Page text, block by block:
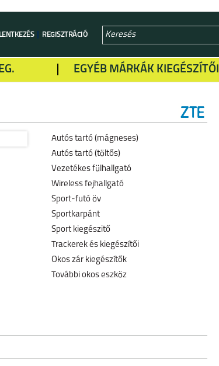
REGISZTRÁCIÓ
EGYÉB MÁRKÁK KIEGÉSZÍTŐI
Autós tartó (mágneses)
Autós tartó (töltős)
Vezetékes fülhallgató
Wireless fejhallgató
Sport-futó öv
Sportkarpánt
Sport kiegészitő
Trackerek és kiegészítői
Okos zár kiegészítők
További okos eszköz